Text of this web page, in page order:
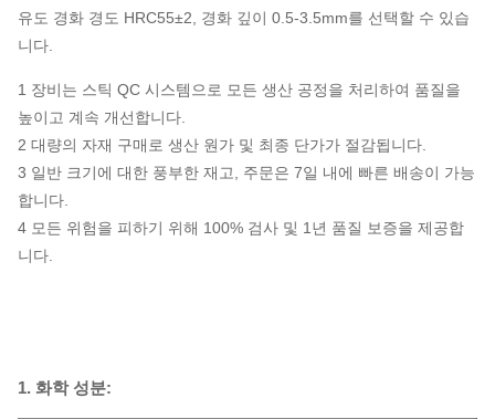
유도 경화 경도 HRC55±2, 경화 깊이 0.5-3.5mm를 선택할 수 있습
니다.
1 장비는 스틱 QC 시스템으로 모든 생산 공정을 처리하여 품질을
높이고 계속 개선합니다.
2 대량의 자재 구매로 생산 원가 및 최종 단가가 절감됩니다.
3 일반 크기에 대한 풍부한 재고, 주문은 7일 내에 빠른 배송이 가능
합니다.
4 모든 위험을 피하기 위해 100% 검사 및 1년 품질 보증을 제공합
니다.
1. 화학 성분: